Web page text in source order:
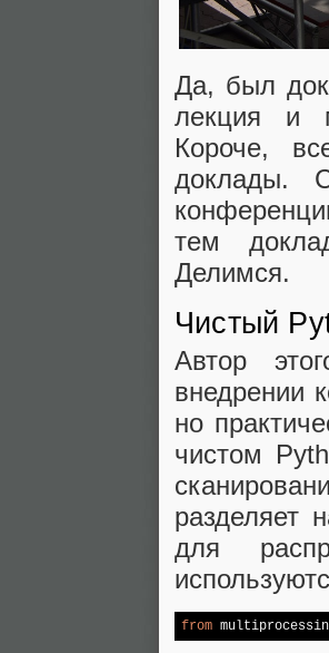
Да, был
лекция и
Короче,
доклады.
тем
Делимся.
Чистый
Автор
внедрении
но
чистом
разделяет
для
from